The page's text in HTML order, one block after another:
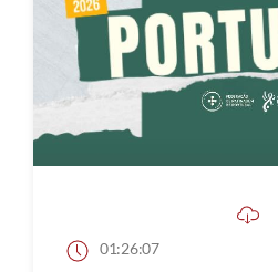
01:26:07